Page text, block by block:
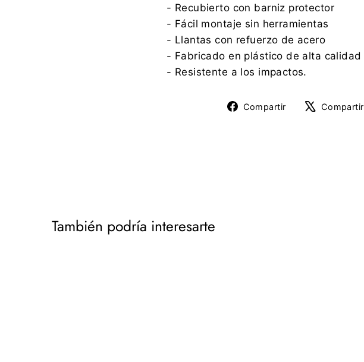
- Recubierto con barniz protector
- Fácil montaje sin herramientas
- Llantas con refuerzo de acero
- Fabricado en plástico de alta calidad
- Resistente a los impactos.
Compartir
Compartir
Compartir
También podría interesarte